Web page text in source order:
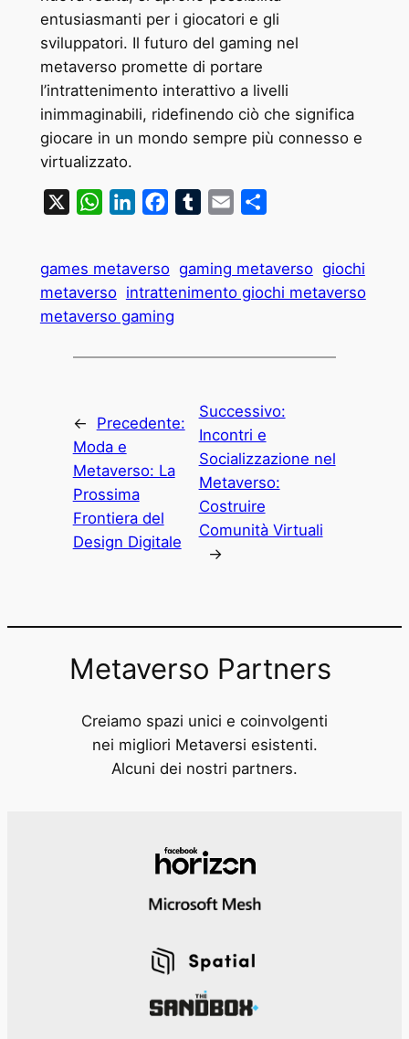
entusiasmanti per i giocatori e gli
sviluppatori. Il futuro del gaming nel
metaverso promette di portare
l’intrattenimento interattivo a livelli
inimmaginabili, ridefinendo ciò che significa
giocare in un mondo sempre più connesso e
virtualizzato.
WhatsAppLinkedInFacebookTumblrEmail
games metaverso gaming metaverso giochi
metaverso intrattenimento giochi metaverso
metaverso gaming
←
Precedente:
Moda e
Metaverso: La
Prossima
Frontiera del
Design Digitale
Successivo:
Incontri e
Socializzazione nel
Metaverso:
Costruire
Comunità Virtuali
→
Metaverso Partners
Creiamo spazi unici e coinvolgenti
nei migliori Metaversi esistenti.
Alcuni dei nostri partners.